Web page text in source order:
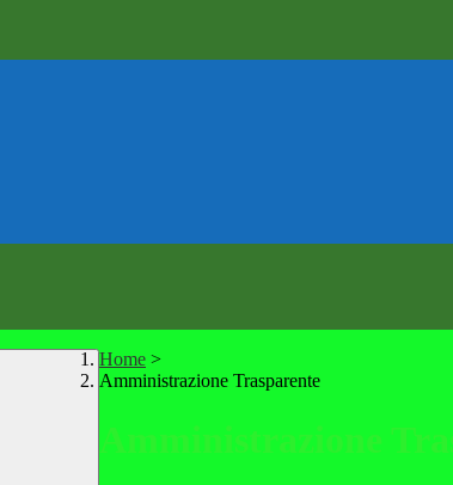
Home >
Amministrazione Trasparente
Amministrazione